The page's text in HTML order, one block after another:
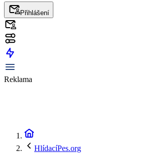
Přihlášení
Reklama
HlídacíPes.org